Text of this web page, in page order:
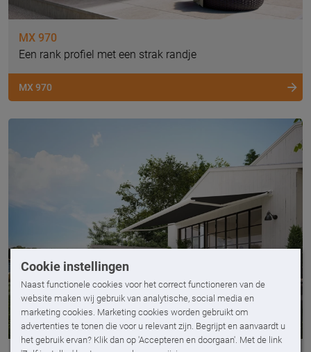
Cookie instellingen
Naast functionele cookies voor het correct functioneren van de
website maken wij gebruik van analytische, social media en
marketing cookies. Marketing cookies worden gebruikt om
advertenties te tonen die voor u relevant zijn. Begrijpt en aanvaardt u
het gebruik ervan? Klik dan op 'Accepteren en doorgaan'. Met de link
MX 970
Een rank profiel met een strak randje
MX 970